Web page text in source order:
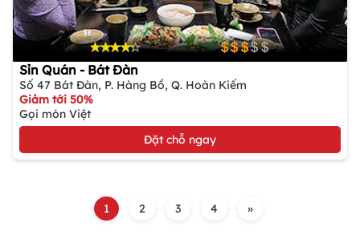
Sỉn Quán - Bát Đàn
Số 47 Bát Đàn, P. Hàng Bồ, Q. Hoàn Kiếm
Giảm tới 50%
Gọi món Việt
Đặt chỗ ngay
1 2 3 4 »